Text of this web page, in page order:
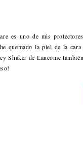
es uno de mis
quemado la piel de la
Shaker de Lancome